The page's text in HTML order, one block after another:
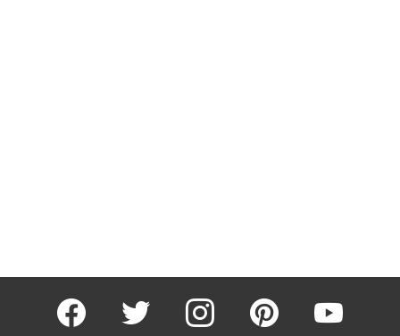
facebook twitter instagram pinterest youtube